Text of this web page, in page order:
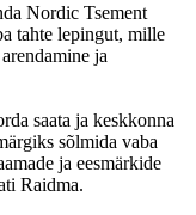
Nordic Tsement
tahte lepingut, mille
ja
saata ja keskkonna
sõlmida vaba
ja eesmärkide
Raidma.